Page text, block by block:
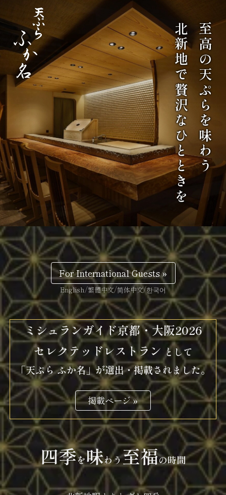
至高の天ぷらを味わう
北新地で贅沢なひとときを
For International Guests »
English/繁體中文/简体中文/한국어
ミシュランガイド京都・大阪2026
セレクテッドレストラン として
「天ぷら ふか名」が選出・掲載されました。
掲載ページ »
四季を味わう至福の時間